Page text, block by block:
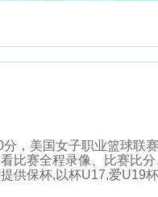
，美国女子职业篮球联
比赛全程录像、比赛比
供保杯,以杯U17,爱U19